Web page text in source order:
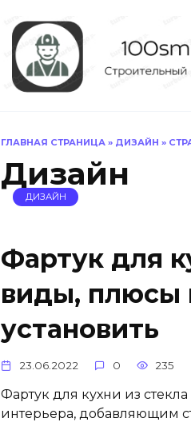
ГЛАВНАЯ СТРАНИЦА » ДИЗАЙН »
Дизайн
ДИЗАЙН
Фартук для
виды, плюсы
установить
23.06.2022 0 235
Фартук для кухни из
интерьера, добавляющим